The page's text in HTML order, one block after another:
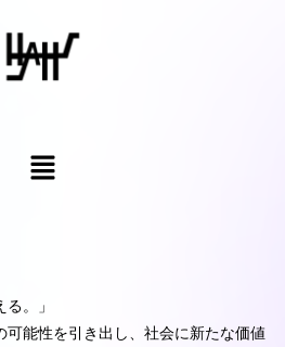
。」
能性を引き出し、社会に新たな価値